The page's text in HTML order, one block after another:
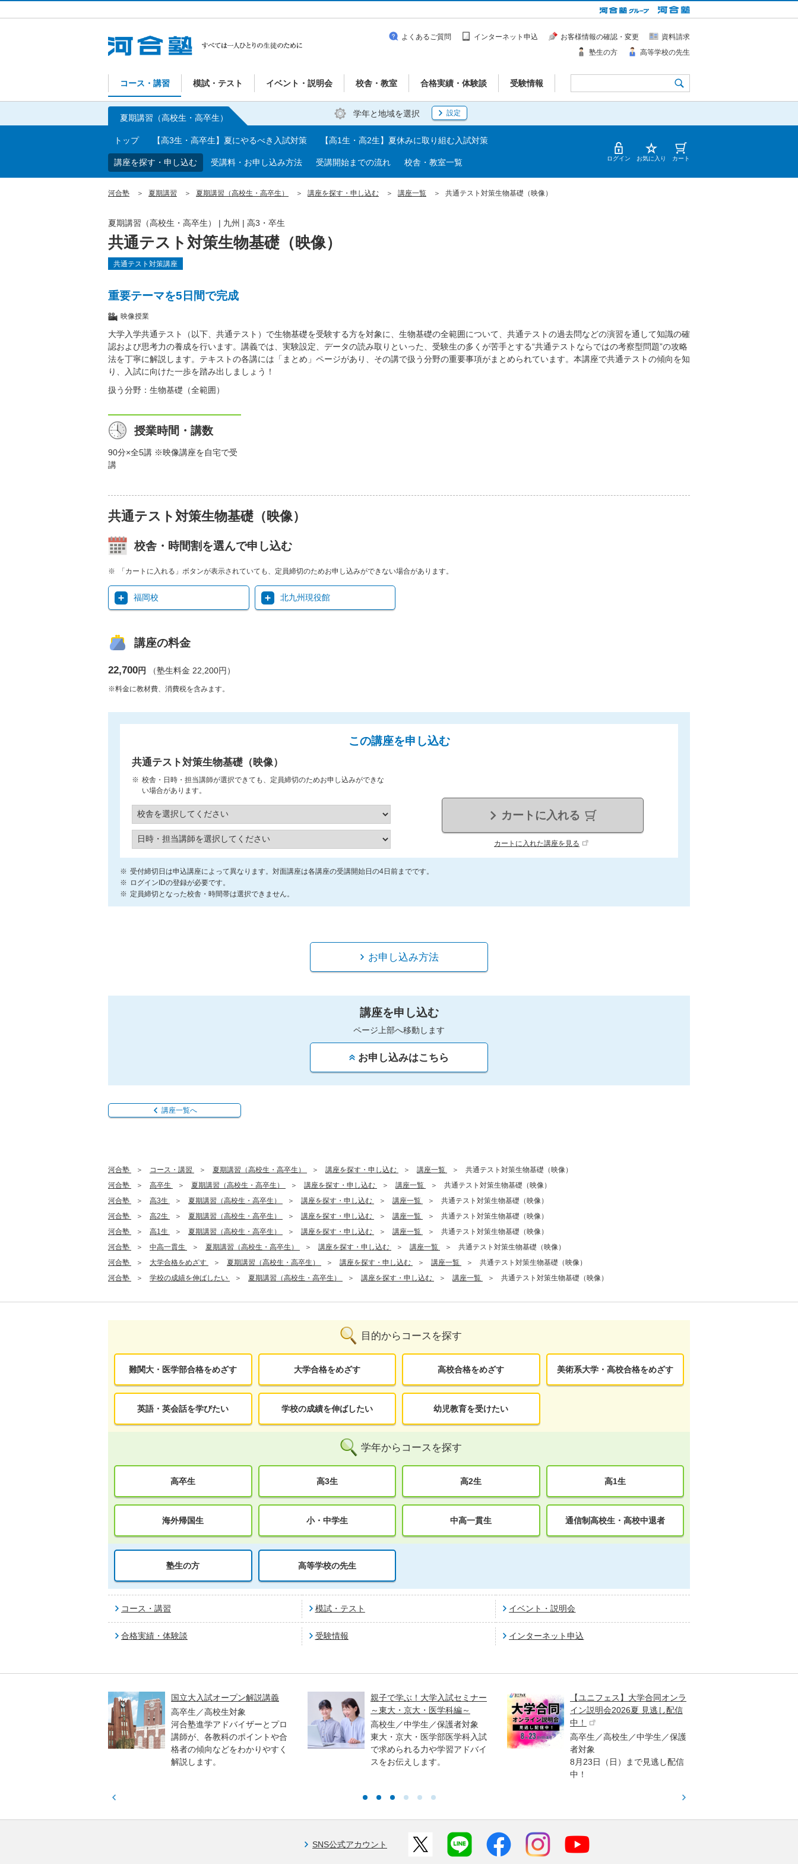
コース・講習 模試・テスト イベント・説明会 校舎・教室 合格実績・体験談 受験情報
よくあるご質問 インターネット申込 お客様情報の確認・変更
資料請求
塾生の方
高等学校の先生
学年と地域を選択 設定
夏期講習（高校生・高卒生）
トップ 【高3生・高卒生】夏にやるべき入試対策 【高1生・高2生】夏休みに取り組む入試対策
講座を探す・申し込む 受講料・お申し込み方法 受講開始までの流れ 校舎・教室一覧 ログイン お気に入り カート
河合塾 夏期講習 夏期講習（高校生・高卒生） 講座を探す・申し込む 講座一覧 共通テスト対策生物基礎（映像）
共通テスト対策生物基礎（映像）
夏期講習（高校生・高卒生） | 九州 | 高3・卒生
共通テスト対策講座
重要テーマを5日間で完成
映像授業
大学入学共通テスト（以下、共通テスト）で生物基礎を受験する方を対象に、生物基礎の全範囲について、共通テストの過去問などの演習を通して知識の確
認および思考力の養成を行います。講義では、実験設定、データの読み取りといった、受験生の多くが苦手とする“共通テストならではの考察型問題”の攻略
法を丁寧に解説します。テキストの各講には「まとめ」ページがあり、その講で扱う分野の重要事項がまとめられています。本講座で共通テストの傾向を知
り、入試に向けた一歩を踏み出しましょう！
扱う分野：生物基礎（全範囲）
授業時間・講数
90分×全5講 ※映像講座を自宅で受
講
共通テスト対策生物基礎（映像）
校舎・時間割を選んで申し込む
「カートに入れる」ボタンが表示されていても、定員締切のためお申し込みができない場合があります。
福岡校 北九州現役館
講座の料金
22,700円 （塾生料金 22,200円）
※料金に教材費、消費税を含みます。
この講座を申し込む
共通テスト対策生物基礎（映像）
校舎・日時・担当講師が選択できても、定員締切のためお申し込みができな
い場合があります。
カートに入れる
カートに入れた講座を見る
受付締切日は申込講座によって異なります。対面講座は各講座の受講開始日の4日前までです。
ログインIDの登録が必要です。
定員締切となった校舎・時間帯は選択できません。
お申し込み方法
講座を申し込む
ページ上部へ移動します
お申し込みはこちら
講座一覧へ
河合塾 コース・講習 夏期講習（高校生・高卒生） 講座を探す・申し込む 講座一覧
共通テスト対策生物基礎（映像）
河合塾
高卒生 夏期講習（高校生・高卒生） 講座を探す・申し込む 講座一覧
共通テスト対策生物基礎（映像）
河合塾
高3生 夏期講習（高校生・高卒生） 講座を探す・申し込む 講座一覧
共通テスト対策生物基礎（映像）
河合塾
高2生 夏期講習（高校生・高卒生） 講座を探す・申し込む 講座一覧
共通テスト対策生物基礎（映像）
河合塾
高1生 夏期講習（高校生・高卒生） 講座を探す・申し込む 講座一覧
共通テスト対策生物基礎（映像）
河合塾
中高一貫生 夏期講習（高校生・高卒生） 講座を探す・申し込む 講座一覧
共通テスト対策生物基礎（映像）
河合塾
大学合格をめざす 夏期講習（高校生・高卒生） 講座を探す・申し込む 講座一覧
共通テスト対策生物基礎（映像）
河合塾
学校の成績を伸ばしたい 夏期講習（高校生・高卒生） 講座を探す・申し込む 講座一覧 共通テスト対策生物基礎（映像）
目的からコースを探す
難関大・医学部合格をめざす 大学合格をめざす 高校合格をめざす 美術系大学・高校合格をめざす
英語・英会話を学びたい 学校の成績を伸ばしたい 幼児教育を受けたい
学年からコースを探す
高卒生 高3生 高2生 高1生
海外帰国生 小・中学生 中高一貫生 通信制高校生・高校中退者
塾生の方 高等学校の先生
コース・講習 模試・テスト イベント・説明会
合格実績・体験談 受験情報 インターネット申込
国立大入試オープン解説講義
高卒生／高校生対象
河合塾進学アドバイザーとプロ
講師が、各教科のポイントや合
格者の傾向などをわかりやすく
解説します。
親子で学ぶ！大学入試セミナー
～東大・京大・医学科編～
高校生／中学生／保護者対象
東大・京大・医学部医学科入試
で求められる力や学習アドバイ
スをお伝えします。
【ユニフェス】大学合同オンラ
イン説明会2026夏 見逃し配信
中！
高卒生／高校生／中学生／保護
者対象
8月23日（日）まで見逃し配信
中！
SNS公式アカウント